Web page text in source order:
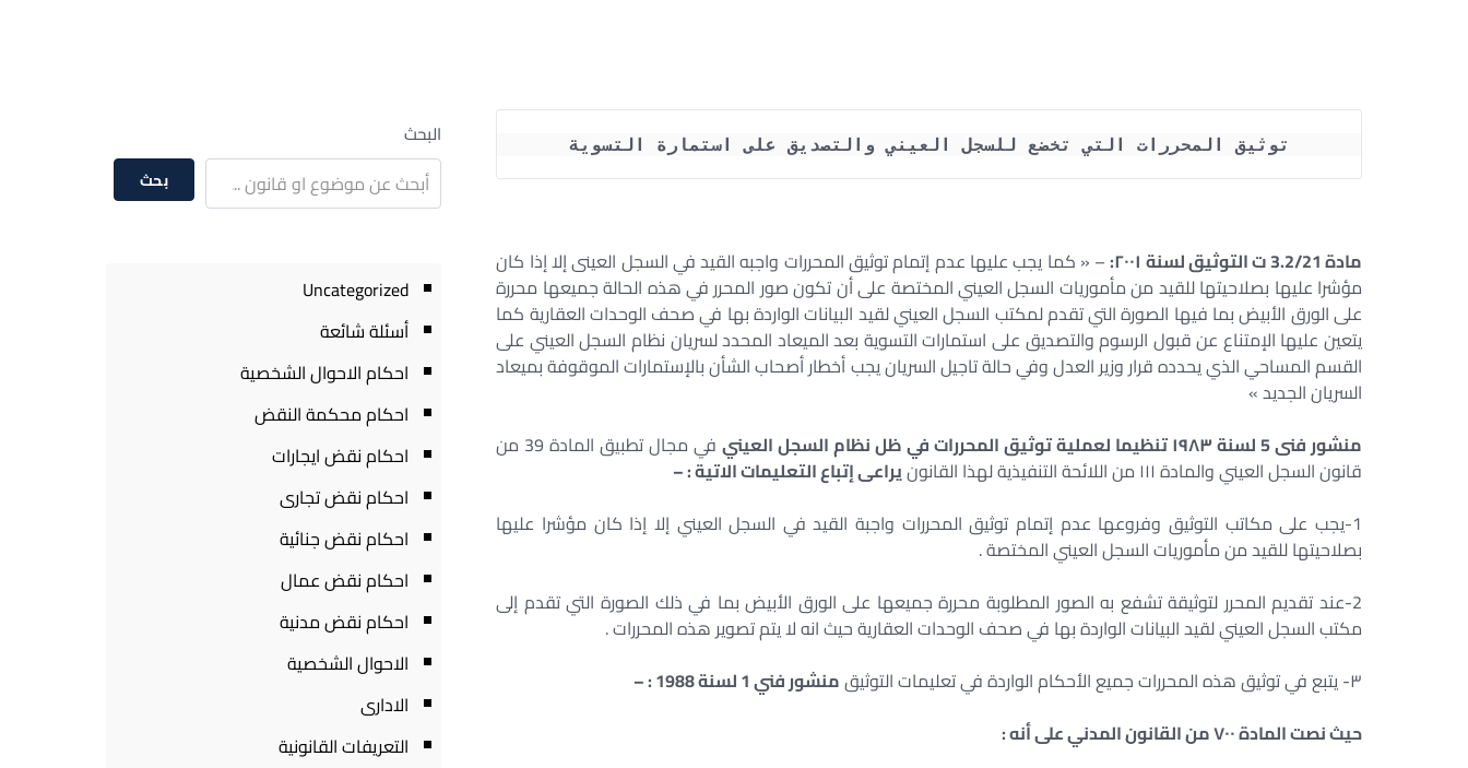
توثيق المحررات التي تخضع للسجل العيني والتصديق على استمارة التسوية
مادة 3.2/21 ت التوثيق لسنة ۲۰۰۱:
– « كما يجب عليها عدم إتمام توثيق المحررات واجبه القيد في السجل العينى إلا إذا كان
مؤشرا عليها بصلاحيتها للقيد من مأموريات السجل العيني المختصة على أن تكون صور المحرر في هذه الحالة جميعها محررة
على الورق الأبيض بما فيها الصورة التي تقدم لمكتب السجل العيني لقيد البيانات الواردة بها في صحف الوحدات العقارية كما
يتعين عليها الإمتناع عن قبول الرسوم والتصديق على استمارات التسوية بعد الميعاد المحدد لسريان نظام السجل العيني على
القسم المساحي الذي يحدده قرار وزير العدل وفي حالة تاجيل السريان يجب أخطار أصحاب الشأن بالإستمارات الموقوفة بميعاد
السريان الجديد »
منشور فنى 5 لسنة ۱۹۸۳ تنظيما لعملية توثيق المحررات في ظل نظام السجل العيني
في مجال تطبيق المادة 39 من
قانون السجل العيني والمادة ۱۱۱ من اللائحة التنفيذية لهذا القانون
يراعى إتباع التعليمات الاتية : –
1-يجب على مكاتب التوثيق وفروعها عدم إتمام توثيق المحررات واجبة القيد في السجل العيني إلا إذا كان مؤشرا عليها
بصلاحيتها للقيد من مأموريات السجل العيني المختصة .
2-عند تقديم المحرر لتوثيقة تشفع به الصور المطلوبة محررة جميعها على الورق الأبيض بما في ذلك الصورة التي تقدم إلى
مكتب السجل العيني لقيد البيانات الواردة بها في صحف الوحدات العقارية حيث انه لا يتم تصوير هذه المحررات .
٣- يتبع في توثيق هذه المحررات جميع الأحكام الواردة في تعليمات التوثيق
منشور فني 1 لسنة 1988 : –
حيث نصت المادة ۷۰۰ من القانون المدني على أنه :
البحث
بحث
Uncategorized
أسئلة شائعة
احكام الاحوال الشخصية
احكام محكمة النقض
احكام نقض ايجارات
احكام نقض تجارى
احكام نقض جنائية
احكام نقض عمال
احكام نقض مدنية
الاحوال الشخصية
الادارى
التعريفات القانونية